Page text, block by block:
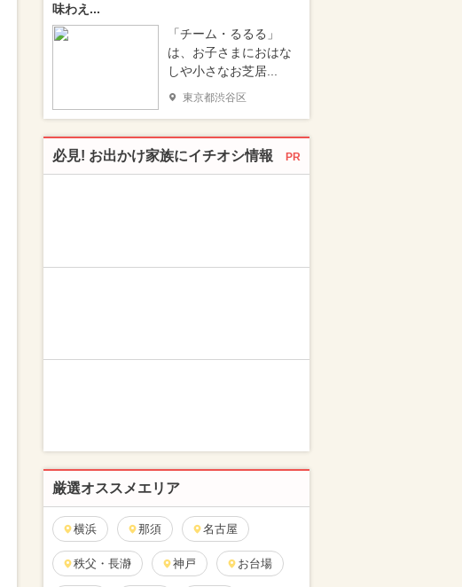
味わえ...
「チーム・るるる」
は、お子さまにおはな
しや小さなお芝居...
東京都渋谷区
必見! お出かけ家族にイチオシ情報 PR
厳選オススメエリア
横浜 那須 名古屋
秩父・長瀞 神戸 お台場